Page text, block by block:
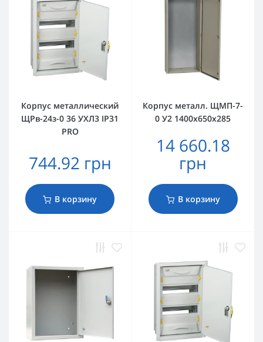
Корпус металлический
ЩРв-24з-0 36 УХЛ3 IP31
PRO
744.92 грн
В корзину
Корпус металл. ЩМП-7-
0 У2 1400х650х285
14 660.18
грн
В корзину